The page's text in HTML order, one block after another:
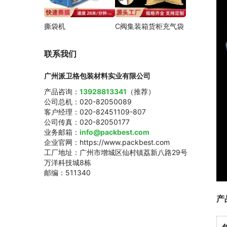
产
撕袋机 C阀集装箱货柜充气袋
联系我们
广州派卫格包装材料实业有限公司
产品咨询： 13928813341 （推荐）
公司总机：020-82050089
客户经理：020-82451109-807
公司传真：020-82050177
业务邮箱： info@packbest.com
企业官网：https://www.packbest.com
工厂地址：广州市增城区仙村镇荔新八路29号
万洋科技城8栋
邮编：511340